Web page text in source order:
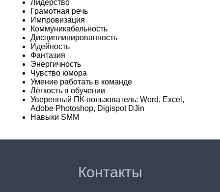
Лидерство
Грамотная речь
Импровизация
Коммуникабельность
Дисциплинированность
Идейность
Фантазия
Энергичность
Чувство юмора
Умение работать в команде
Лёгкость в обучении
Уверенный ПК-пользователь: Word, Excel,
Adobe Photoshop, Digispot DJin
Навыки SMM
Контакты